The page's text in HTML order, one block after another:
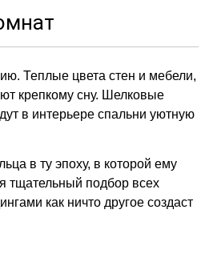
Теплые цвета стен и мебели,
крепкому сну. Шелковые
в интерьере спальни уютную
в ту эпоху, в которой ему
тщательный подбор всех
как ничто другое создаст